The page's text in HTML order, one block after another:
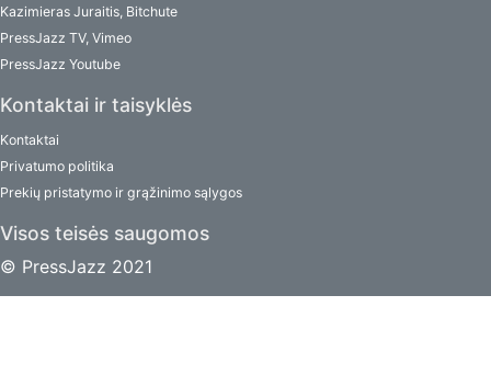
Kazimieras Juraitis, Bitchute
PressJazz TV, Vimeo
PressJazz Youtube
Kontaktai ir taisyklės
Kontaktai
Privatumo politika
Prekių pristatymo ir grąžinimo sąlygos
Visos teisės saugomos
© PressJazz 2021